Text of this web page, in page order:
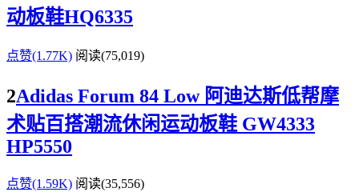
动板鞋HQ6335
点赞(1.77K) 阅读(75,019)
2Adidas Forum 84 Low 阿迪达斯低帮摩
术贴百搭潮流休闲运动板鞋 GW4333
HP5550
点赞(1.59K) 阅读(35,556)